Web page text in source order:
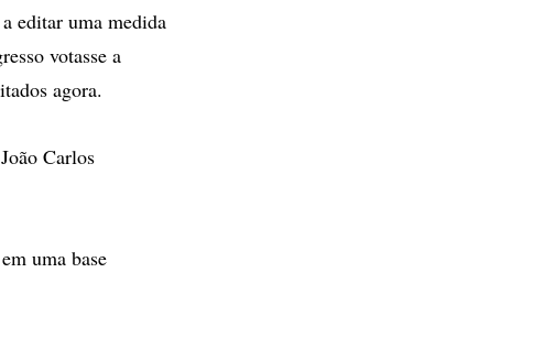
editar uma medida
votasse a
agora.
Carlos
uma base